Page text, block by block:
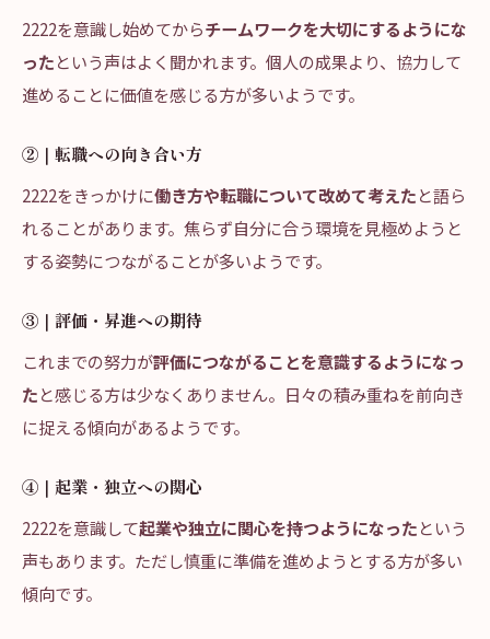
2222を意識し始めてからチームワークを大切にするようにな
ったという声はよく聞かれます。個人の成果より、協力して
進めることに価値を感じる方が多いようです。
②｜転職への向き合い方
2222をきっかけに働き方や転職について改めて考えたと語ら
れることがあります。焦らず自分に合う環境を見極めようと
する姿勢につながることが多いようです。
③｜評価・昇進への期待
これまでの努力が評価につながることを意識するようになっ
たと感じる方は少なくありません。日々の積み重ねを前向き
に捉える傾向があるようです。
④｜起業・独立への関心
2222を意識して起業や独立に関心を持つようになったという
声もあります。ただし慎重に準備を進めようとする方が多い
傾向です。